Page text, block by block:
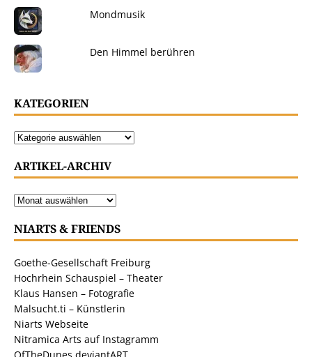
Mondmusik
Den Himmel berühren
KATEGORIEN
ARTIKEL-ARCHIV
NIARTS & FRIENDS
Goethe-Gesellschaft Freiburg
Hochrhein Schauspiel – Theater
Klaus Hansen – Fotografie
Malsucht.ti – Künstlerin
Niarts Webseite
Nitramica Arts auf Instagramm